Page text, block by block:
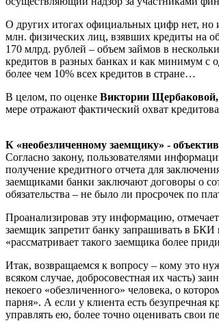
О других итогах официальных цифр нет, но
млн. физических лиц, взявших кредиты на
170 млрд. рублей – объем займов в
кредитов в разных банках и как минимум с
более чем 10% всех кредитов в стране…
В целом, по оценке Виктории
мере отражают фактический охват
К «необезличенному заемщику» -
Согласно закону, пользователями
получение кредитного отчета для
заемщиками банки заключают договоры о
обязательства – не было ли просрочек по
Проанализировав эту информацию,
заемщик запретит банку запрашивать в БКИ
«рассматривает такого заемщика более
Итак, возвращаемся к вопросу – кому это
всяком случае, добросовестная их часть)
некоего «обезличенного» человека, о
парня». А если у клиента есть безупречная
управлять ею, более точно оценивать свои